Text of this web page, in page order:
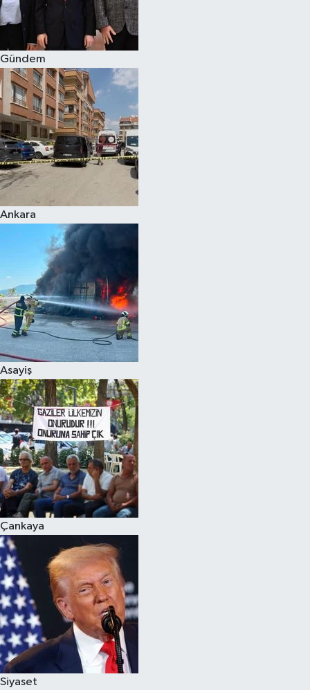
Gündem
Ankara
Asayiş
Çankaya
Siyaset
Burç Yorumları
Çocuk
Eğitim
Hava Durumu
Kadın
Kim kimdir?
Kültür Sanat
Sağlık
Siyaset
Teknoloji
Televizyon
Yaşam-Çevre